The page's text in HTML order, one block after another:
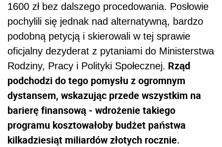
1600 zł bez dalszego procedowania. Posłowie
pochylili się jednak nad alternatywną, bardzo
podobną petycją i skierowali w tej sprawie
oficjalny dezyderat z pytaniami do Ministerstwa
Rodziny, Pracy i Polityki Społecznej. Rząd
podchodzi do tego pomysłu z ogromnym
dystansem, wskazując przede wszystkim na
barierę finansową - wdrożenie takiego
programu kosztowałoby budżet państwa
kilkadziesiąt miliardów złotych rocznie.